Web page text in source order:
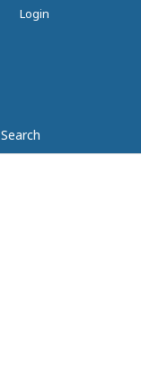
Search
Login